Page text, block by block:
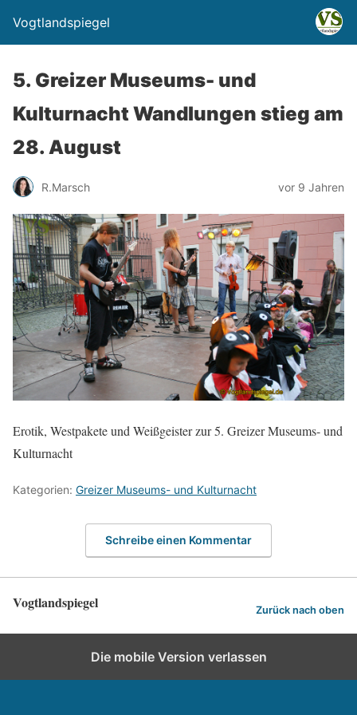
Vogtlandspiegel
5. Greizer Museums- und
Kulturnacht Wandlungen stieg am
28. August
R.Marsch vor 9 Jahren
Erotik, Westpakete und Weißgeister zur 5. Greizer Museums- und
Kulturnacht
Kategorien: Greizer Museums- und Kulturnacht
Schreibe einen Kommentar
Vogtlandspiegel Zurück nach oben
Die mobile Version verlassen